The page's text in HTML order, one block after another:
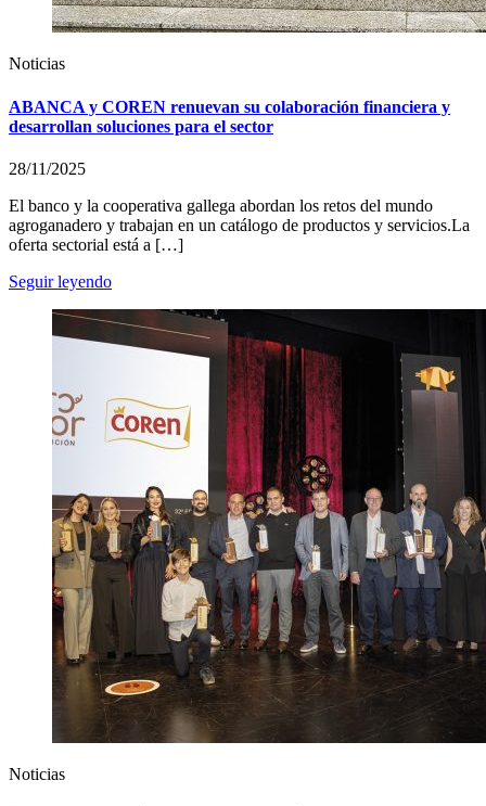
Noticias
ABANCA y COREN renuevan su colaboración financiera y
desarrollan soluciones para el sector
28/11/2025
El banco y la cooperativa gallega abordan los retos del mundo
agroganadero y trabajan en un catálogo de productos y servicios.La
oferta sectorial está a […]
Seguir leyendo
Noticias